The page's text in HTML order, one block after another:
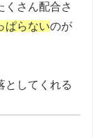
くさん配合さ
ぱらないのが
としてくれる